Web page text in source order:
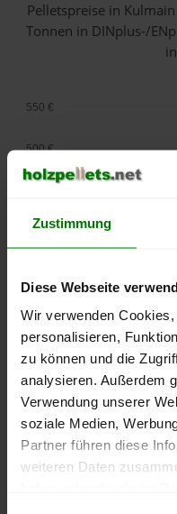
Zustimmung
Diese Webseite
Wir verwenden
personalisieren,
zu können und die
analysieren. Außerdem
Verwendung unserer
soziale Medien,
Partner führen diese
weiteren Daten
Pelletspreise in
Tonnen in DINplus-/
2025
250 €
300 €
400 €
500 €
550 €
Die aktuelle
können Sie jederzeit